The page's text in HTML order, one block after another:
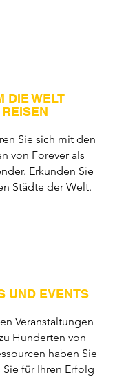
DIE WELT
REISEN
Sie sich mit den
von Forever als
Erkunden Sie
Städte der Welt.
UND EVENTS
Veranstaltungen
Hunderten von
haben Sie
Sie für Ihren Erfolg